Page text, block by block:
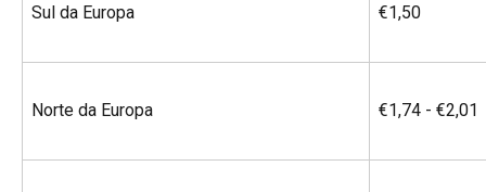
Sul da Europa €1,50
Norte da Europa €1,74 - €2,01